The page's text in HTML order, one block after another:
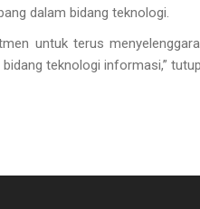
dalam bidang teknologi.
untuk terus
teknologi informasi,”